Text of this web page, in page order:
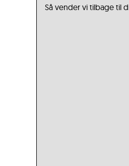
Så vender vi tilbage til